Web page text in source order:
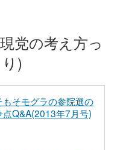
党の考え方っ
)
もそモグラの参院選の
点Q&A(2013年7月号)